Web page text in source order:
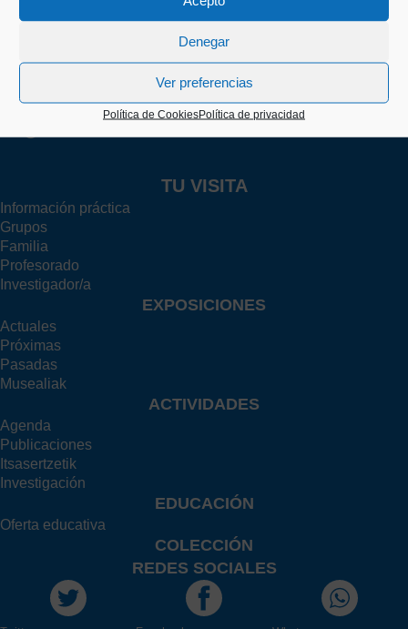
Denegar
Ver preferencias
Política de CookiesPolítica de privacidad
+34 943 43 00 51
TU VISITA
Información práctica
Grupos
Familia
Profesorado
Investigador/a
EXPOSICIONES
Actuales
Próximas
Pasadas
Musealiak
ACTIVIDADES
Agenda
Publicaciones
Itsasertzetik
Investigación
EDUCACIÓN
Oferta educativa
COLECCIÓN
REDES SOCIALES